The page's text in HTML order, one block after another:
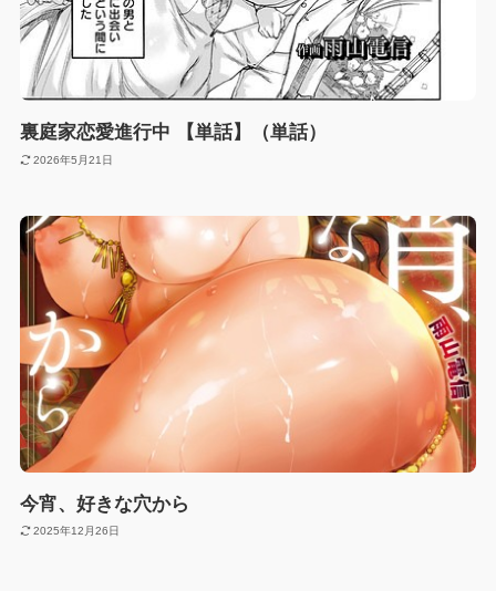
裏庭家恋愛進行中 【単話】（単話）
2026年5月21日
今宵、好きな穴から
2025年12月26日